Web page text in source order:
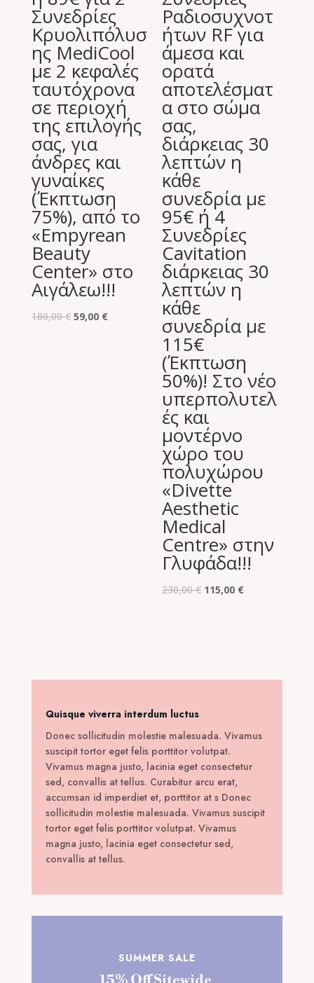
Συνεδρίες
Κρυολιπόλυσ
ης MediCool
με 2 κεφαλές
ταυτόχρονα
σε περιοχή
της επιλογής
σας, για
άνδρες και
γυναίκες
(Έκπτωση
75%), από το
«Empyrean
Beauty
Center» στο
Αιγάλεω!!!
180,00€ Original
59,00 €Η
Ραδιοσυχνοτ
ήτων RF για
άμεσα και
ορατά
αποτελέσματ
α στο σώμα
σας,
διάρκειας 30
λεπτών η
κάθε
συνεδρία με
95€ ή 4
Συνεδρίες
Cavitation
διάρκειας 30
λεπτών η
κάθε
συνεδρία με
115€
(Έκπτωση
50%)! Στο νέο
υπερπολυτελ
ές και
μοντέρνο
χώρο του
πολυχώρου
«Divette
Aesthetic
Medical
Centre» στην
Γλυφάδα!!!
230,00€ Original
115,00 €
Quisque viverra interdum luctus
Donec sollicitudin molestie malesuada. Vivamus
suscipit tortor eget felis porttitor volutpat.
Vivamus magna justo, lacinia eget consectetur
sed, convallis at tellus. Curabitur arcu erat,
accumsan id imperdiet et, porttitor at s Donec
sollicitudin molestie malesuada. Vivamus suscipit
tortor eget felis porttitor volutpat. Vivamus
magna justo, lacinia eget consectetur sed,
convallis at tellus.
SUMMER SALE